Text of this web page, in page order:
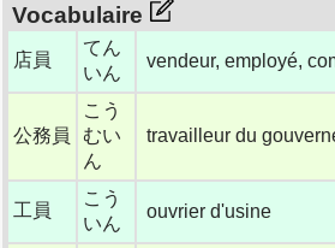
Vocabulaire
店員
てん
いん
vendeur, employé,
公務員
こう
むい
ん
travailleur du
工員
こう
いん
ouvrier d'usine